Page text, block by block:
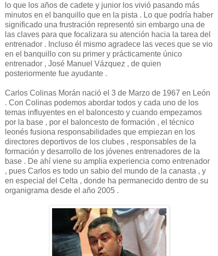
lo que los años de cadete y junior los vivió pasando más
minutos en el banquillo que en la pista . Lo que podría haber
significado una frustración representó sin embargo una de
las claves para que focalizara su atención hacia la tarea del
entrenador . Incluso él mismo agradece las veces que se vio
en el banquillo con su primer y prácticamente único
entrenador , José Manuel Vázquez , de quien
posteriormente fue ayudante .
Carlos Colinas Morán nació el 3 de Marzo de 1967 en León
. Con Colinas podemos abordar todos y cada uno de los
temas influyentes en el baloncesto y cuando empezamos
por la base , por el baloncesto de formación , el técnico
leonés fusiona responsabilidades que empiezan en los
directores deportivos de los clubes , responsables de la
formación y desarrollo de los jóvenes entrenadores de la
base . De ahí viene su amplia experiencia como entrenador
, pues Carlos es todo un sabio del mundo de la canasta , y
en especial del Celta , donde ha permanecido dentro de su
organigrama desde el año 2005 .